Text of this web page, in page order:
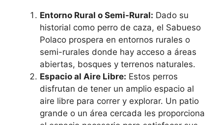
Entorno Rural o Semi-Rural: Dado su
historial como perro de caza, el Sabueso
Polaco prospera en entornos rurales o
semi-rurales donde hay acceso a áreas
abiertas, bosques y terrenos naturales.
Espacio al Aire Libre: Estos perros
disfrutan de tener un amplio espacio al
aire libre para correr y explorar. Un patio
grande o un área cercada les proporciona